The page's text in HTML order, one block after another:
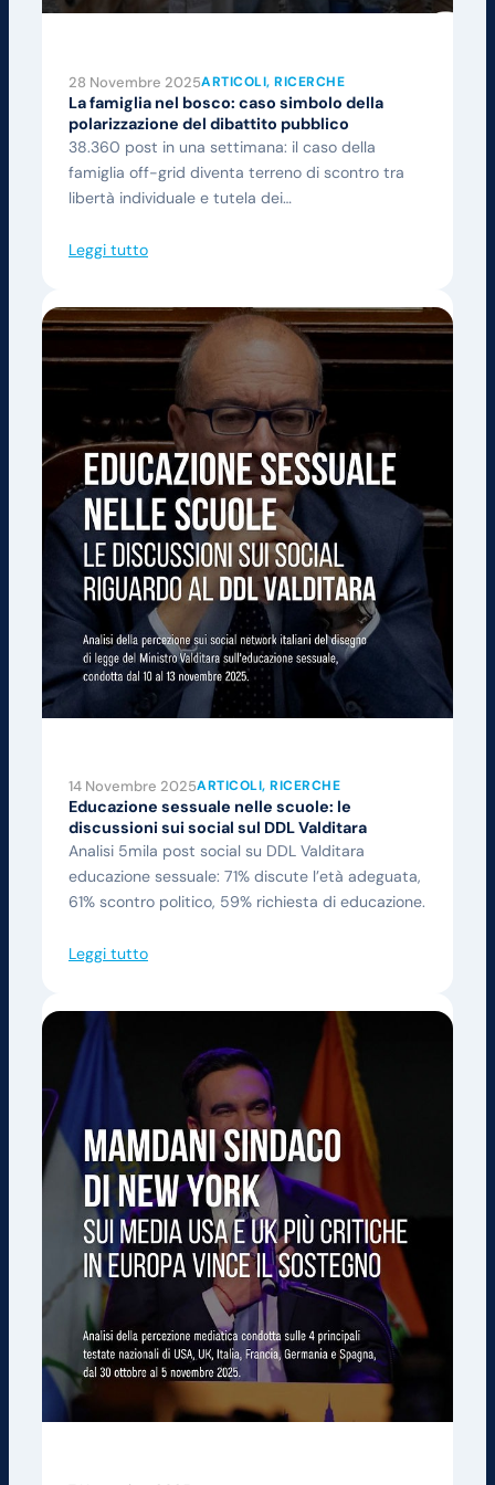
28 Novembre 2025ARTICOLI, RICERCHE
La famiglia nel bosco: caso simbolo della
polarizzazione del dibattito pubblico
38.360 post in una settimana: il caso della
famiglia off-grid diventa terreno di scontro tra
libertà individuale e tutela dei…
Leggi tutto
14 Novembre 2025ARTICOLI, RICERCHE
Educazione sessuale nelle scuole: le
discussioni sui social sul DDL Valditara
Analisi 5mila post social su DDL Valditara
educazione sessuale: 71% discute l’età adeguata,
61% scontro politico, 59% richiesta di educazione.
Leggi tutto